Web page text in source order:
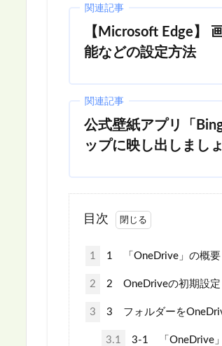
関連記事
【Microsoft Edge】
能などの設定方法
関連記事
公式壁紙アプリ「
ップに映し出しまし
目次
1 1 「OneDrive」の概要
2 2 OneDriveの初期設定
3 3 フォルダーを
3.1 3-1 「OneDrive」